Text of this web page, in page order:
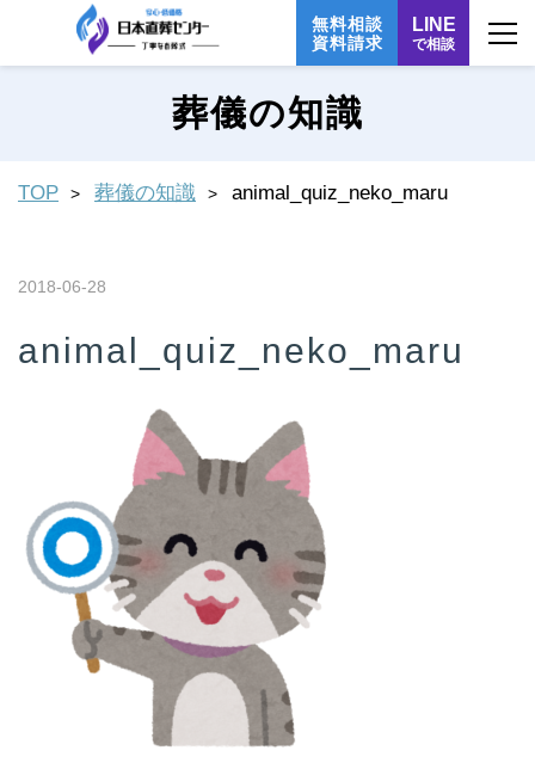
無料相談
資料請求
LINE
で相談
葬儀の知識
TOP 葬儀の知識 animal_quiz_neko_maru
2018-06-28
animal_quiz_neko_maru